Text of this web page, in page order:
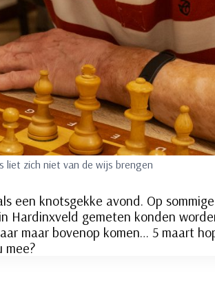
liet zich niet van de wijs brengen
een knotsgekke avond. Op
gemeten konden
maar bovenop komen… 5 maart
mee?